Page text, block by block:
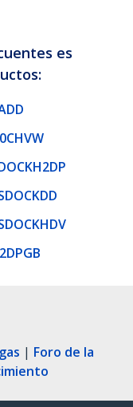
es
| Foro de la